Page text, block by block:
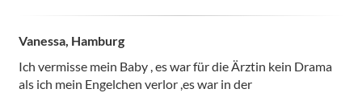
Vanessa, Hamburg
Ich vermisse mein Baby , es war für die Ärztin kein Drama
als ich mein Engelchen verlor ,es war in der